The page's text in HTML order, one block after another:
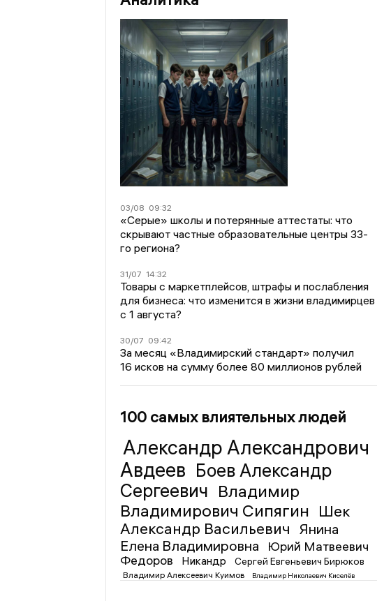
03/08 09:32
«Серые» школы и потерянные аттестаты: что
скрывают частные образовательные центры 33-
го региона?
31/07 14:32
Товары с маркетплейсов, штрафы и послабления
для бизнеса: что изменится в жизни владимирцев
с 1 августа?
30/07 09:42
За месяц «Владимирский стандарт» получил
16 исков на сумму более 80 миллионов рублей
100 самых влиятельных людей
Александр Александрович
Авдеев Боев Александр
Сергеевич Владимир
Владимирович Сипягин Шек
Александр Васильевич
Янина
Елена Владимировна
Юрий Матвеевич
Федоров
Никандр Сергей Евгеньевич Бирюков
Владимир Алексеевич Куимов Владимир Николаевич Киселёв